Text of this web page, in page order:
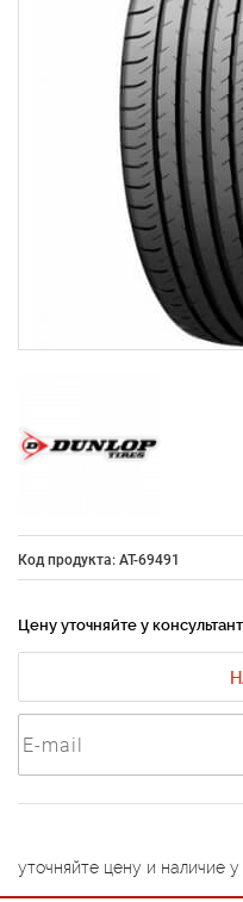
Код продукта: AT-69491
Цену уточняйте у
уточняйте цену и наличие